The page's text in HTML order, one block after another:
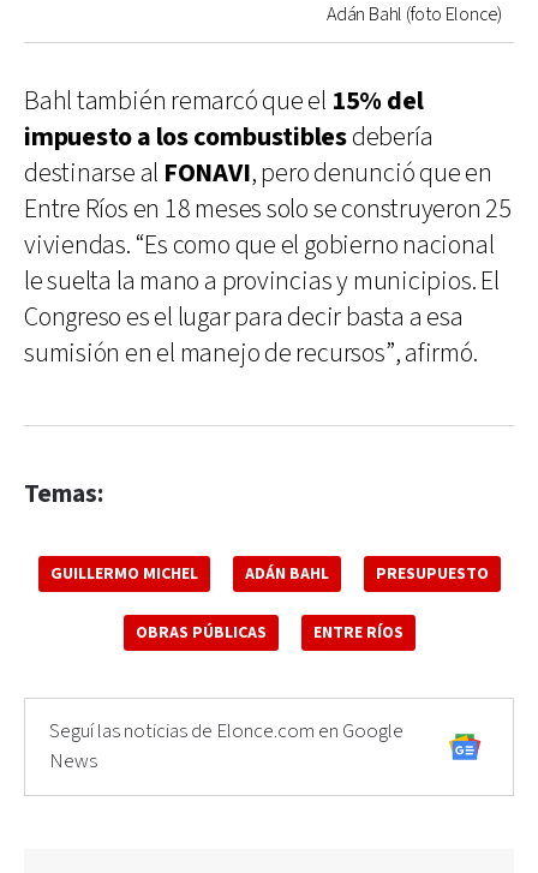
Adán Bahl (foto Elonce)
Bahl también remarcó que el 15% del
impuesto a los combustiblesdebería
destinarse al FONAVI, pero denunció que en
Entre Ríos en 18 meses solo se construyeron 25
viviendas. “Es como que el gobierno nacional
le suelta la mano a provincias y municipios. El
Congreso es el lugar para decir basta a esa
sumisión en el manejo de recursos”, afirmó.
Temas:
GUILLERMO MICHEL ADÁN BAHL PRESUPUESTO
OBRAS PÚBLICAS ENTRE RÍOS
Seguí las noticias de Elonce.com en Google
News